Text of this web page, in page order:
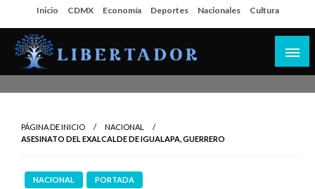
al
contenido
Inicio CDMX Economía Deportes Nacionales Cultura
PÁGINA DE INICIO
NACIONAL
ASESINATO DEL EXALCALDE DE IGUALAPA, GUERRERO
NACIONAL PORTADA